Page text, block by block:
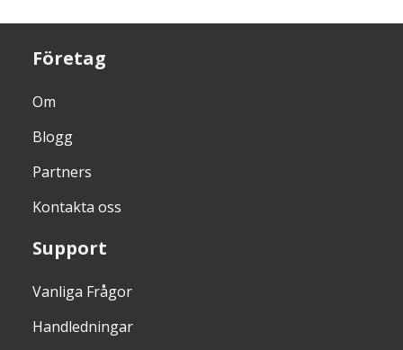
Företag
Om
Blogg
Partners
Kontakta oss
Support
Vanliga Frågor
Handledningar